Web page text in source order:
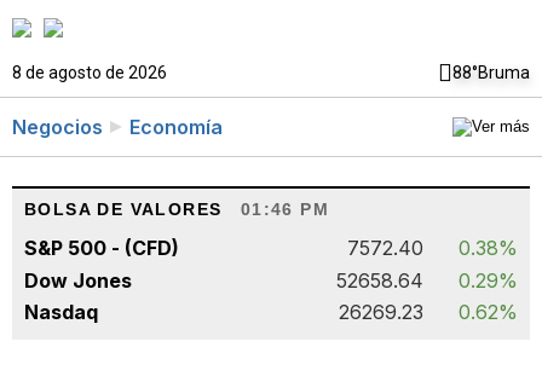
8 de agosto de 2026 88°Bruma
Negocios Economía
BOLSA DE VALORES 01:46 PM
S&P 500 - (CFD) 7572.40
0.38%
Dow Jones
52658.64
0.29%
Nasdaq
26269.23 0.62%